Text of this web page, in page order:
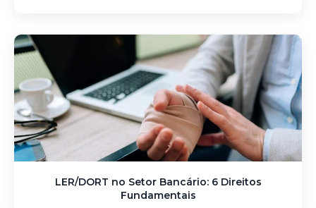
LER/DORT no Setor Bancário: 6 Direitos
Fundamentais